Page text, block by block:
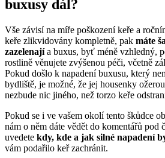
buxusy dál?
Vše závisí na míře poškození keře a
keře zlikvidovány kompletně, pak máte
zazelenajía buxus, byť méně vzhledný,
rostlině věnujete zvýšenou péči, včetně
Pokud došlo k napadení buxusu, který
bydliště, je možné, že jej housenky
nezbude nic jiného, než torzo keře
Pokud se i ve vašem okolí tento škůdce
nám o něm dáte vědět do komentářů pod
uvedete kdy, kde a jak silné napadení
vám podařilo keř zachránit.